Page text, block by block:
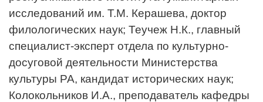
исследований им. Т.М. Керашева, доктор
филологических наук; Теучеж Н.К., главный
специалист-эксперт отдела по культурно-
досуговой деятельности Министерства
культуры РА, кандидат исторических наук;
Колокольников И.А., преподаватель кафедры